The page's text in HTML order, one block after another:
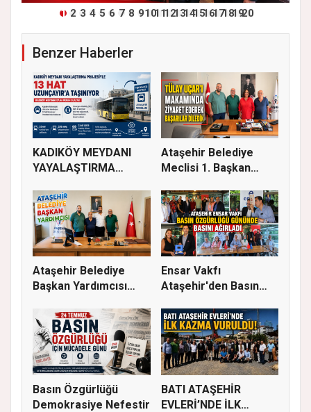
1 2 3 4 5 6 7 8 91011121314151617181920
Benzer Haberler
KADIKÖY MEYDANI
YAYALAŞTIRMA
Ataşehir Belediye
Meclisi 1. Başkan
Ataşehir Belediye
Başkan Yardımcısı
Ensar Vakfı
Ataşehir'den Basın
Basın Özgürlüğü
Demokrasiye Nefestir
BATI ATAŞEHİR
EVLERİ’NDE İLK